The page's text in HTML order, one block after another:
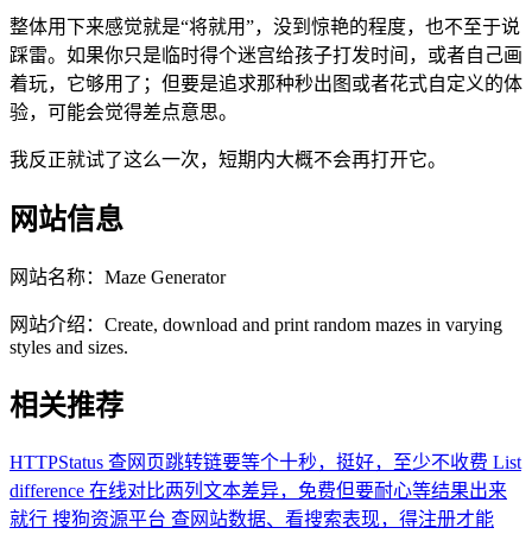
整体用下来感觉就是“将就用”，没到惊艳的程度，也不至于说
踩雷。如果你只是临时得个迷宫给孩子打发时间，或者自己画
着玩，它够用了；但要是追求那种秒出图或者花式自定义的体
验，可能会觉得差点意思。
我反正就试了这么一次，短期内大概不会再打开它。
网站信息
网站名称： Maze Generator
网站介绍： Create, download and print random mazes in varying
styles and sizes.
相关推荐
HTTPStatus 查网页跳转链要等个十秒，挺好，至少不收费 List
difference 在线对比两列文本差异，免费但要耐心等结果出来
就行 搜狗资源平台 查网站数据、看搜索表现，得注册才能